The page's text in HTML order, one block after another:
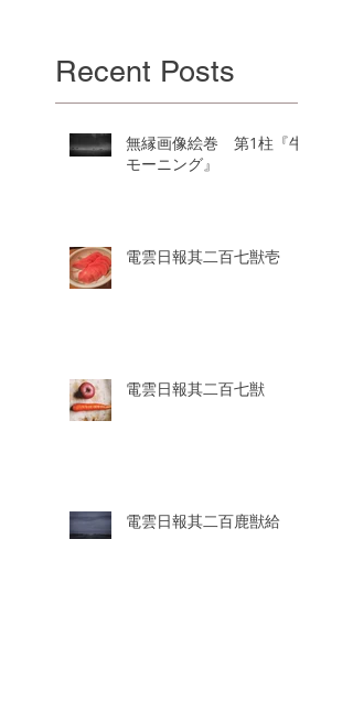
Recent Posts
無縁画像絵巻 第1柱『牛
モーニング』
電雲日報其二百七獣壱
電雲日報其二百七獣
電雲日報其二百鹿獣給